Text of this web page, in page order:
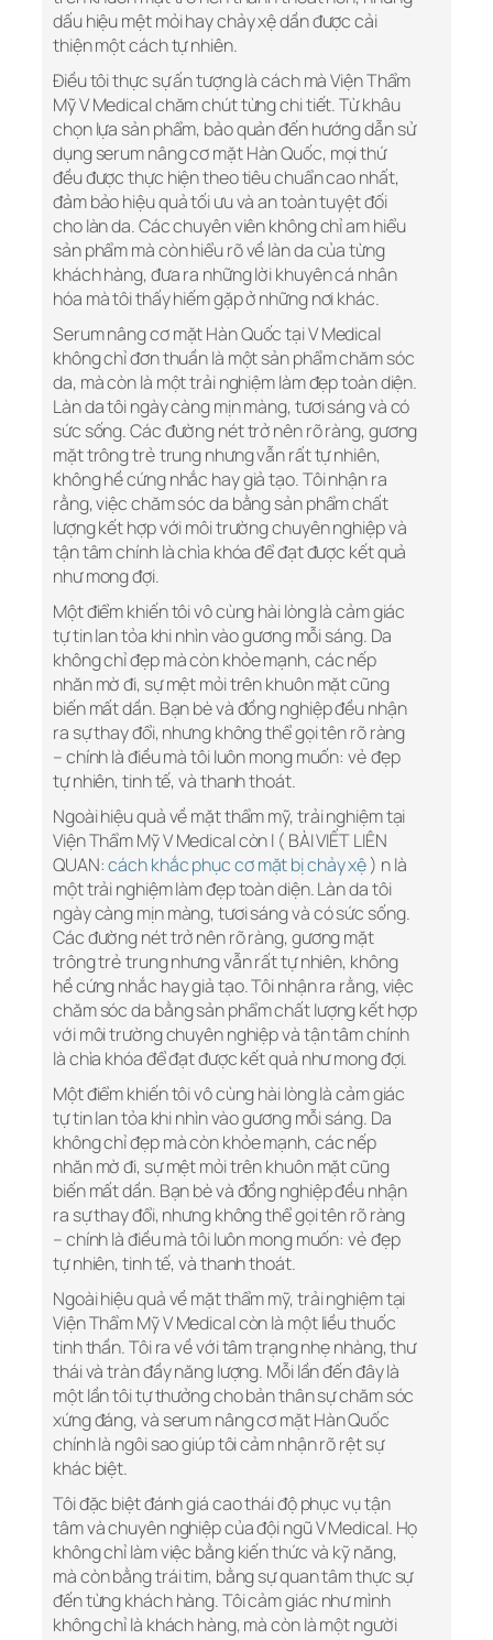
dấu hiệu mệt mỏi hay chảy xệ dần được cải
thiện một cách tự nhiên.
Điều tôi thực sự ấn tượng là cách mà Viện Thẩm
Mỹ V Medical chăm chút từng chi tiết. Từ khâu
chọn lựa sản phẩm, bảo quản đến hướng dẫn sử
dụng serum nâng cơ mặt Hàn Quốc, mọi thứ
đều được thực hiện theo tiêu chuẩn cao nhất,
đảm bảo hiệu quả tối ưu và an toàn tuyệt đối
cho làn da. Các chuyên viên không chỉ am hiểu
sản phẩm mà còn hiểu rõ về làn da của từng
khách hàng, đưa ra những lời khuyên cá nhân
hóa mà tôi thấy hiếm gặp ở những nơi khác.
Serum nâng cơ mặt Hàn Quốc tại V Medical
không chỉ đơn thuần là một sản phẩm chăm sóc
da, mà còn là một trải nghiệm làm đẹp toàn diện.
Làn da tôi ngày càng mịn màng, tươi sáng và có
sức sống. Các đường nét trở nên rõ ràng, gương
mặt trông trẻ trung nhưng vẫn rất tự nhiên,
không hề cứng nhắc hay giả tạo. Tôi nhận ra
rằng, việc chăm sóc da bằng sản phẩm chất
lượng kết hợp với môi trường chuyên nghiệp và
tận tâm chính là chìa khóa để đạt được kết quả
như mong đợi.
Một điểm khiến tôi vô cùng hài lòng là cảm giác
tự tin lan tỏa khi nhìn vào gương mỗi sáng. Da
không chỉ đẹp mà còn khỏe mạnh, các nếp
nhăn mờ đi, sự mệt mỏi trên khuôn mặt cũng
biến mất dần. Bạn bè và đồng nghiệp đều nhận
ra sự thay đổi, nhưng không thể gọi tên rõ ràng
– chính là điều mà tôi luôn mong muốn: vẻ đẹp
tự nhiên, tinh tế, và thanh thoát.
Ngoài hiệu quả về mặt thẩm mỹ, trải nghiệm tại
Viện Thẩm Mỹ V Medical còn l ( BÀI VIẾT LIÊN
QUAN:cách khắc phục cơ mặt bị chảy xệ) n là
một trải nghiệm làm đẹp toàn diện. Làn da tôi
ngày càng mịn màng, tươi sáng và có sức sống.
Các đường nét trở nên rõ ràng, gương mặt
trông trẻ trung nhưng vẫn rất tự nhiên, không
hề cứng nhắc hay giả tạo. Tôi nhận ra rằng, việc
chăm sóc da bằng sản phẩm chất lượng kết hợp
với môi trường chuyên nghiệp và tận tâm chính
là chìa khóa để đạt được kết quả như mong đợi.
Một điểm khiến tôi vô cùng hài lòng là cảm giác
tự tin lan tỏa khi nhìn vào gương mỗi sáng. Da
không chỉ đẹp mà còn khỏe mạnh, các nếp
nhăn mờ đi, sự mệt mỏi trên khuôn mặt cũng
biến mất dần. Bạn bè và đồng nghiệp đều nhận
ra sự thay đổi, nhưng không thể gọi tên rõ ràng
– chính là điều mà tôi luôn mong muốn: vẻ đẹp
tự nhiên, tinh tế, và thanh thoát.
Ngoài hiệu quả về mặt thẩm mỹ, trải nghiệm tại
Viện Thẩm Mỹ V Medical còn là một liều thuốc
tinh thần. Tôi ra về với tâm trạng nhẹ nhàng, thư
thái và tràn đầy năng lượng. Mỗi lần đến đây là
một lần tôi tự thưởng cho bản thân sự chăm sóc
xứng đáng, và serum nâng cơ mặt Hàn Quốc
chính là ngôi sao giúp tôi cảm nhận rõ rệt sự
khác biệt.
Tôi đặc biệt đánh giá cao thái độ phục vụ tận
tâm và chuyên nghiệp của đội ngũ V Medical. Họ
không chỉ làm việc bằng kiến thức và kỹ năng,
mà còn bằng trái tim, bằng sự quan tâm thực sự
đến từng khách hàng. Tôi cảm giác như mình
không chỉ là khách hàng, mà còn là một người